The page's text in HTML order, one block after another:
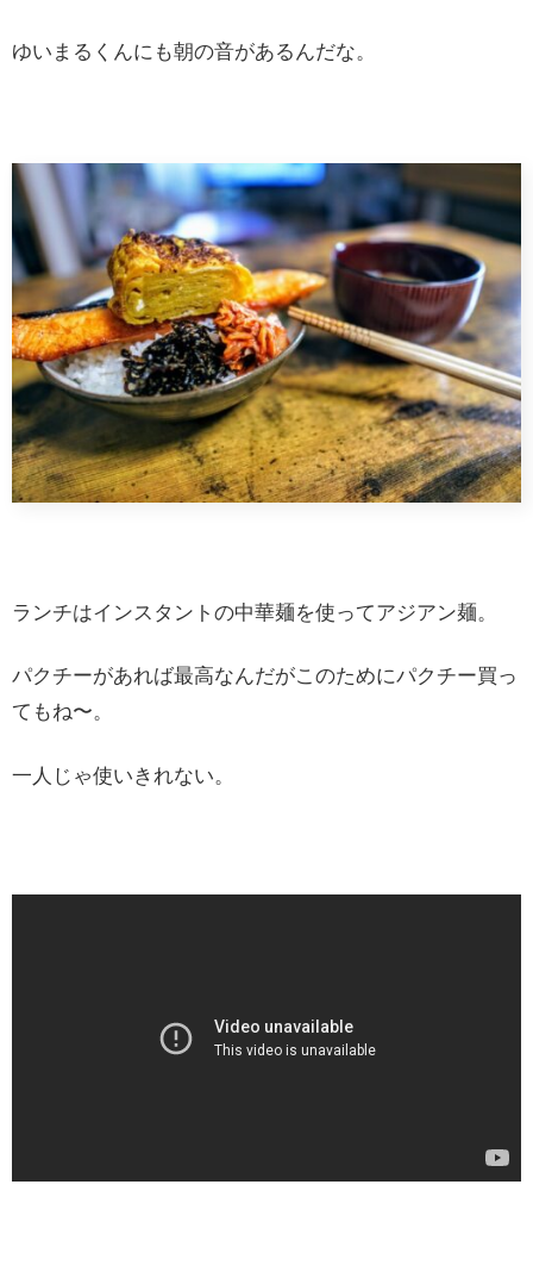
ゆいまるくんにも朝の音があるんだな。
ランチはインスタントの中華麺を使ってアジアン麺。
パクチーがあれば最高なんだがこのためにパクチー買っ
てもね〜。
一人じゃ使いきれない。